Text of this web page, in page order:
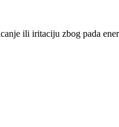
ili iritaciju zbog pada